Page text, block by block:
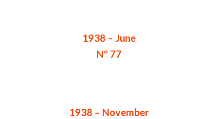
1938 – June
Nº 77
1938 – November